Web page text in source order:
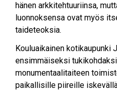
hänen arkkitehtuuriinsa,
luonnoksensa ovat myös
taideteoksia.
Kouluaikainen kotikaupunki
ensimmäiseksi
monumentaalitaiteen
paikallisille piireille